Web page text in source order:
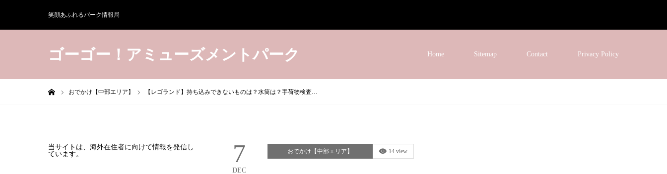
笑顔あふれるパーク情報局
ゴーゴー！アミューズメントパーク Home Sitemap Contact Privacy Policy
おでかけ【中部エリア】 【レゴランド】持ち込みできないものは？水筒は？手荷物検査…
7
DEC
おでかけ【中部エリア】 14 view
当サイトは、海外在住者に向けて情報を発信し
ています。